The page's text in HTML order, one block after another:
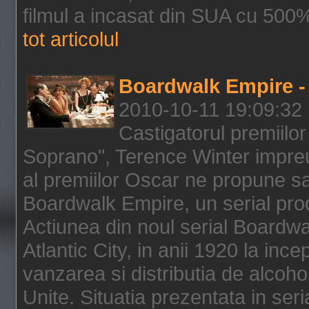
filmul a incasat din SUA cu
tot articolul
Boardwalk Empire
2010-10-11 19:09:32
Castigatorul
Soprano", Terence Winter
al premiilor Oscar ne propune
Boardwalk Empire, un serial
Actiunea din noul serial
Atlantic City, in anii 1920 la
vanzarea si distributia de
Unite. Situatia prezentata in